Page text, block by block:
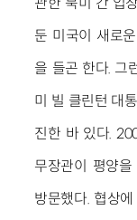
둔 미국이 새로
을 들곤 한다. 그
미 빌 클린턴 대
진한 바 있다.
무장관이 평양
방문했다. 협상